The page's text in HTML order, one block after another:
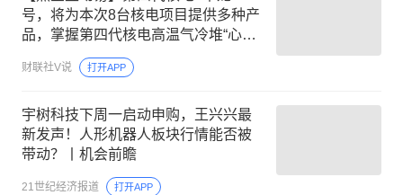
号，将为本次8台核电项目提供多种产
品，掌握第四代核电高温气冷堆“心脏”
设备，这家公司深度参与“华龙一号”、
“国和一号”等重大核电工程的设备配套
财联社V说 打开APP
宇树科技下周一启动申购，王兴兴最
新发声！人形机器人板块行情能否被
带动？丨机会前瞻
21世纪经济报道 打开APP